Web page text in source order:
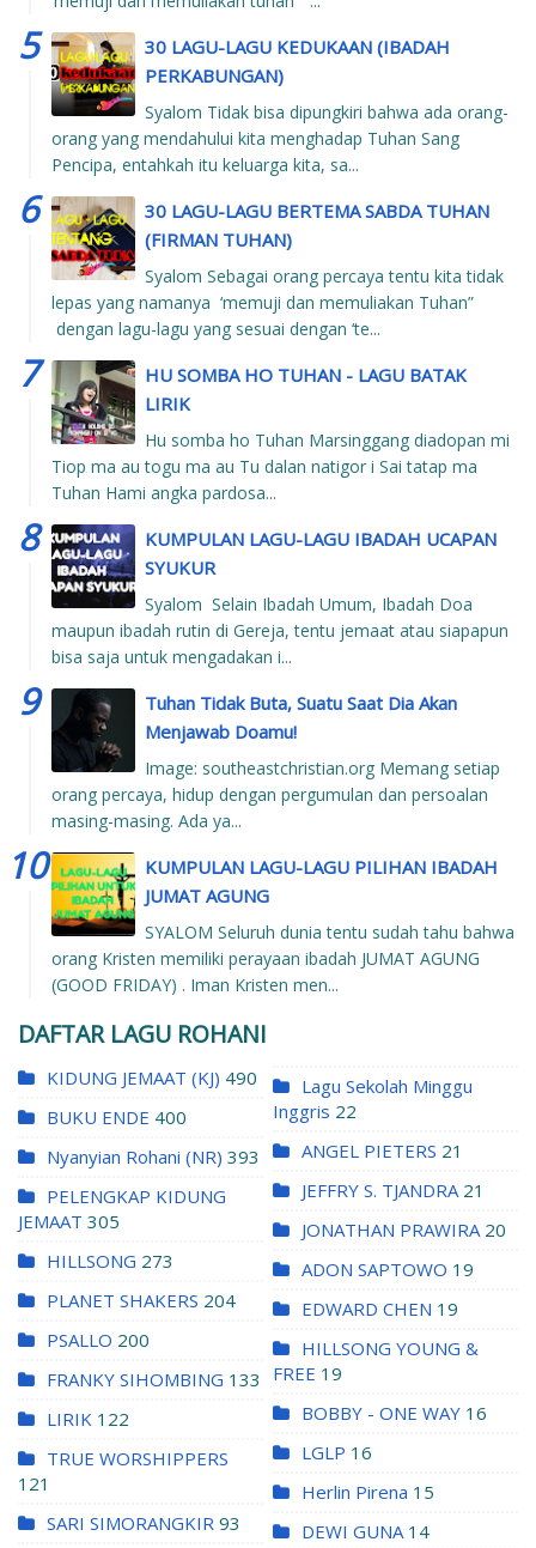
30 LAGU-LAGU KEDUKAAN (IBADAH
PERKABUNGAN)
Syalom Tidak bisa dipungkiri bahwa ada orang-
orang yang mendahului kita menghadap Tuhan Sang
Pencipa, entahkah itu keluarga kita, sa...
30 LAGU-LAGU BERTEMA SABDA TUHAN
(FIRMAN TUHAN)
Syalom Sebagai orang percaya tentu kita tidak
lepas yang namanya ‘memuji dan memuliakan Tuhan”
dengan lagu-lagu yang sesuai dengan ‘te...
HU SOMBA HO TUHAN - LAGU BATAK
LIRIK
Hu somba ho Tuhan Marsinggang diadopan mi
Tiop ma au togu ma au Tu dalan natigor i Sai tatap ma
Tuhan Hami angka pardosa...
KUMPULAN LAGU-LAGU IBADAH UCAPAN
SYUKUR
Syalom Selain Ibadah Umum, Ibadah Doa
maupun ibadah rutin di Gereja, tentu jemaat atau siapapun
bisa saja untuk mengadakan i...
Tuhan Tidak Buta, Suatu Saat Dia Akan
Menjawab Doamu!
Image: southeastchristian.org Memang setiap
orang percaya, hidup dengan pergumulan dan persoalan
masing-masing. Ada ya...
KUMPULAN LAGU-LAGU PILIHAN IBADAH
JUMAT AGUNG
SYALOM Seluruh dunia tentu sudah tahu bahwa
orang Kristen memiliki perayaan ibadah JUMAT AGUNG
(GOOD FRIDAY) . Iman Kristen men...
DAFTAR LAGU ROHANI
KIDUNG JEMAAT (KJ) 490
BUKU ENDE 400
Nyanyian Rohani (NR) 393
PELENGKAP KIDUNG
JEMAAT 305
HILLSONG 273
PLANET SHAKERS 204
PSALLO 200
FRANKY SIHOMBING 133
LIRIK 122
TRUE WORSHIPPERS
121
SARI SIMORANGKIR 93
Lagu Sekolah Minggu
Inggris 22
ANGEL PIETERS 21
JEFFRY S. TJANDRA 21
JONATHAN PRAWIRA 20
ADON SAPTOWO 19
EDWARD CHEN 19
HILLSONG YOUNG &
FREE 19
BOBBY - ONE WAY 16
LGLP 16
Herlin Pirena 15
DEWI GUNA 14